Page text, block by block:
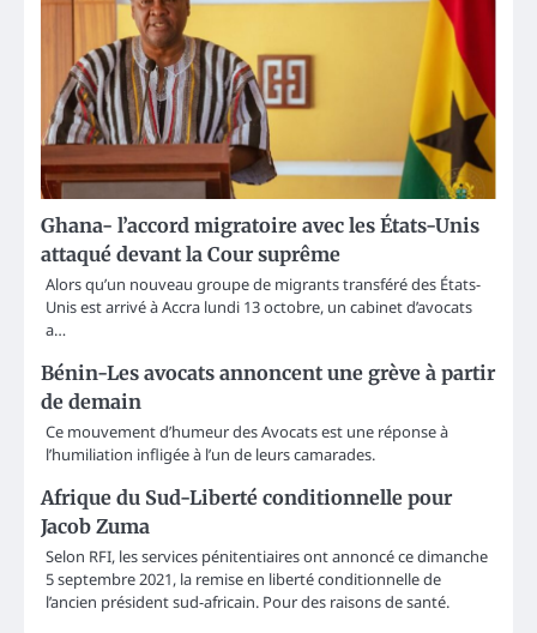
Ghana- l’accord migratoire avec les États-Unis
attaqué devant la Cour suprême
Alors qu’un nouveau groupe de migrants transféré des États-
Unis est arrivé à Accra lundi 13 octobre, un cabinet d’avocats
a…
Bénin-Les avocats annoncent une grève à partir
de demain
Ce mouvement d’humeur des Avocats est une réponse à
l’humiliation infligée à l’un de leurs camarades.
Afrique du Sud-Liberté conditionnelle pour
Jacob Zuma
Selon RFI, les services pénitentiaires ont annoncé ce dimanche
5 septembre 2021, la remise en liberté conditionnelle de
l’ancien président sud-africain. Pour des raisons de santé.